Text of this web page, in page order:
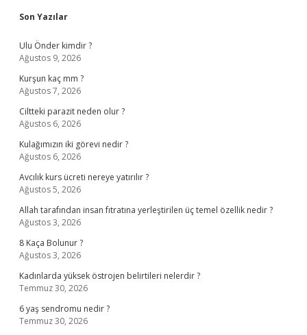
Sidebar
Son Yazılar
Ulu Önder kimdir ?
Ağustos 9, 2026
Kurşun kaç mm ?
Ağustos 7, 2026
Ciltteki parazit neden olur ?
Ağustos 6, 2026
Kulağımızın iki görevi nedir ?
Ağustos 6, 2026
Avcılık kurs ücreti nereye yatırılır ?
Ağustos 5, 2026
Allah tarafından insan fıtratına yerleştirilen üç temel özellik nedir ?
Ağustos 3, 2026
8 Kaça Bolunur ?
Ağustos 3, 2026
Kadınlarda yüksek östrojen belirtileri nelerdir ?
Temmuz 30, 2026
6 yaş sendromu nedir ?
Temmuz 30, 2026